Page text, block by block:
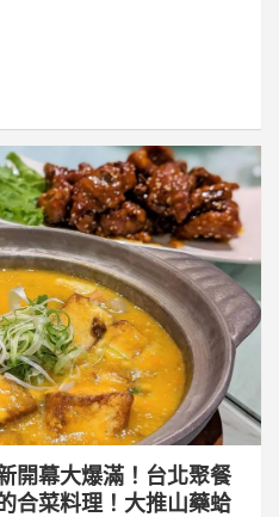
開幕大爆滿！台北聚餐
合菜料理！大推山藥蛤